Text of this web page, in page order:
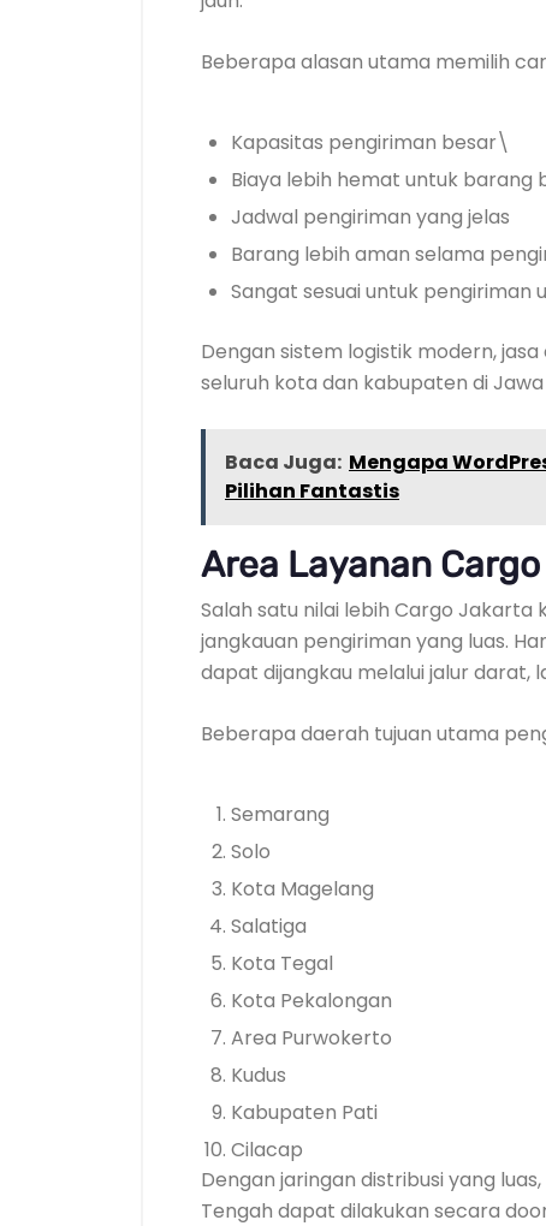
Beberapa alasan utama memilih
Kapasitas pengiriman besar\
Biaya lebih hemat untuk barang
Jadwal pengiriman yang jelas
Barang lebih aman selama
Sangat sesuai untuk pengiriman
Dengan sistem logistik modern,
seluruh kota dan kabupaten di
Baca Juga: Mengapa
Pilihan Fantastis
Area Layanan
Salah satu nilai lebih Cargo
jangkauan pengiriman yang luas.
dapat dijangkau melalui jalur darat,
Beberapa daerah tujuan utama
Semarang
Solo
Kota Magelang
Salatiga
Kota Tegal
Kota Pekalongan
Area Purwokerto
Kudus
Kabupaten Pati
Cilacap
Dengan jaringan distribusi yang
Tengah dapat dilakukan secara